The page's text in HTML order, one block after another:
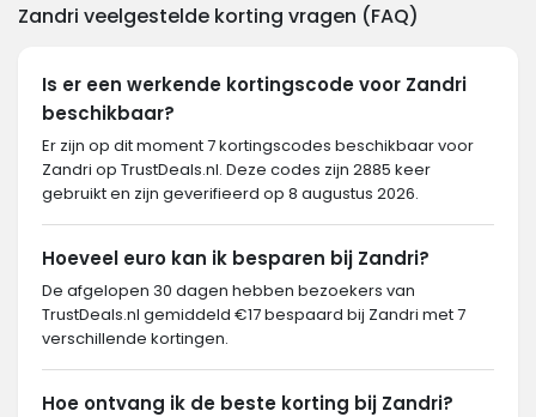
Zandri veelgestelde korting vragen (FAQ)
Is er een werkende kortingscode voor Zandri
beschikbaar?
Er zijn op dit moment 7 kortingscodes beschikbaar voor
Zandri op TrustDeals.nl. Deze codes zijn 2885 keer
gebruikt en zijn geverifieerd op 8 augustus 2026.
Hoeveel euro kan ik besparen bij Zandri?
De afgelopen 30 dagen hebben bezoekers van
TrustDeals.nl gemiddeld €17 bespaard bij Zandri met 7
verschillende kortingen.
Hoe ontvang ik de beste korting bij Zandri?